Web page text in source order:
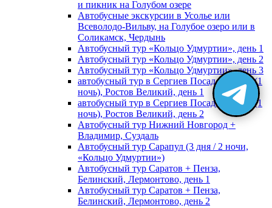
и пикник на Голубом озере
Автобусные экскурсии в Усолье или
Всеволодо-Вильву, на Голубое озеро или в
Соликамск, Чердынь
Автобусный тур «Кольцо Удмуртии», день 1
Автобусный тур «Кольцо Удмуртии», день 2
Автобусный тур «Кольцо Удмуртии», день 3
автобусный тур в Сергиев Посад, Москву (1
ночь), Ростов Великий, день 1
автобусный тур в Сергиев Посад, Москву (1
ночь), Ростов Великий, день 2
Автобусный тур Нижний Новгород +
Владимир, Суздаль
Автобусный тур Сарапул (3 дня / 2 ночи,
«Кольцо Удмуртии»)
Автобусный тур Саратов + Пенза,
Белинский, Лермонтово, день 1
Автобусный тур Саратов + Пенза,
Белинский, Лермонтово, день 2